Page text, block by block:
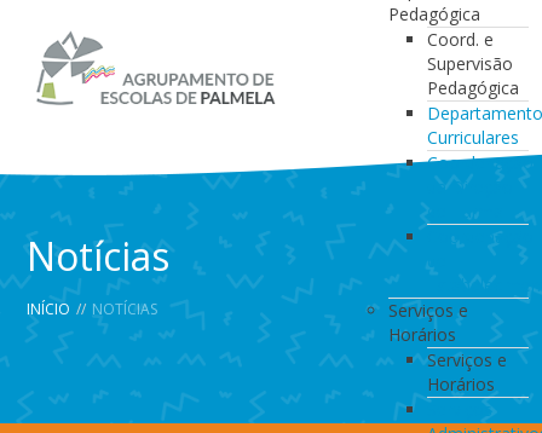
Pedagógica
Coord. e
Supervisão
Pedagógica
Curriculares
Coordenação
da Direção
de Turma
Coordenação
de
Serviços e
Horários
Serviços e
Horários
Serviços
Notícias
INÍCIO // NOTÍCIAS